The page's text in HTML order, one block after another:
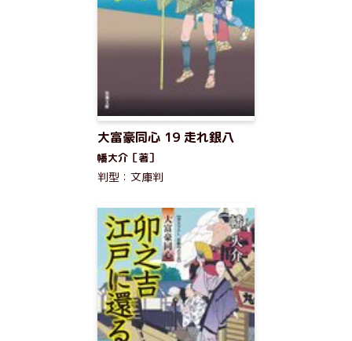
大富豪同心 19 走れ銀八
幡大介［著］
判型：文庫判